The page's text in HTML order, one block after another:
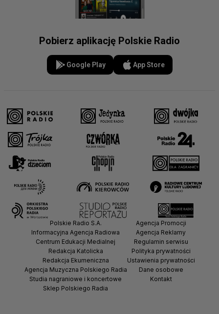
Pobierz aplikację Polskie Radio
Google Play App Store
Polskie Radio S.A.
Informacyjna Agencja Radiowa
Centrum Edukacji Medialnej
Redakcja Katolicka
Redakcja Ekumeniczna
Agencja Muzyczna Polskiego Radia
Studia nagraniowe i koncertowe
Sklep Polskiego Radia
Agencja Promocji
Agencja Reklamy
Regulamin serwisu
Polityka prywatności
Ustawienia prywatności
Dane osobowe
Kontakt